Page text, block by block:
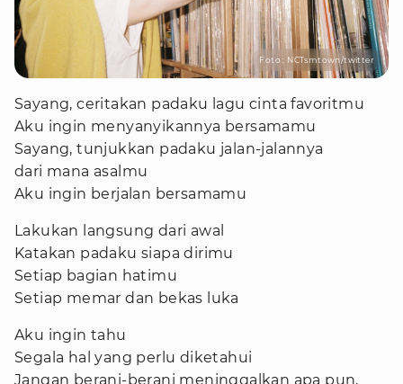
Foto : NCTsmtown/twitter
Sayang, ceritakan padaku lagu cinta favoritmu
Aku ingin menyanyikannya bersamamu
Sayang, tunjukkan padaku jalan-jalannya
dari mana asalmu
Aku ingin berjalan bersamamu
Lakukan langsung dari awal
Katakan padaku siapa dirimu
Setiap bagian hatimu
Setiap memar dan bekas luka
Aku ingin tahu
Segala hal yang perlu diketahui
Jangan berani-berani meninggalkan apa pun,